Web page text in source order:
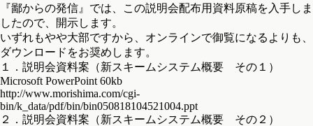
『鄙からの発信』では、この説明会配布用資料原稿を入手しま
したので、開示します。
いずれもやや大部ですから、オンラインで御覧になるよりも、
ダウンロードをお奨めします。
１．説明会資料案（新スキームシステム概要 その１）
Microsoft PowerPoint 60kb
http://www.morishima.com/cgi-
bin/k_data/pdf/bin/bin050818104521004.ppt
２．説明会資料案（新スキームシステム概要 その２）